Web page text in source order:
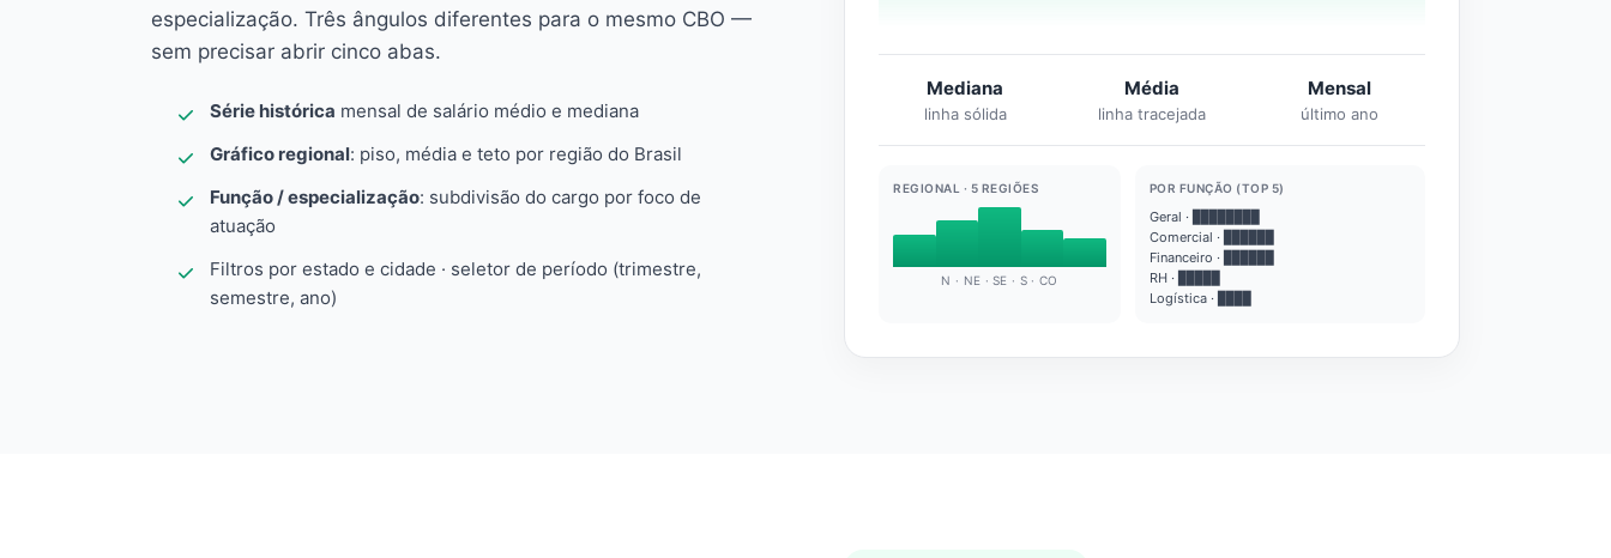
especialização. Três ângulos diferentes para o mesmo CBO —
sem precisar abrir cinco abas.
Série histórica mensal de salário médio e mediana
Gráfico regional: piso, média e teto por região do Brasil
Função / especialização: subdivisão do cargo por foco de
atuação
Filtros por estado e cidade · seletor de período (trimestre,
semestre, ano)
Mediana
linha sólida
Média
linha tracejada
Mensal
último ano
REGIONAL · 5 REGIÕES
N · NE · SE · S · CO
POR FUNÇÃO (TOP 5)
Geral · ████████
Comercial · ██████
Financeiro · ██████
RH · █████
Logística · ████